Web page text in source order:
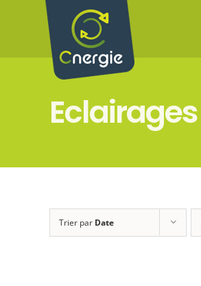
Trier par Date